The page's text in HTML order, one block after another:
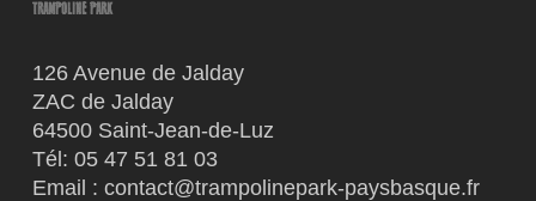
TRAMPOLINE PARK
126 Avenue de Jalday
ZAC de Jalday
64500 Saint-Jean-de-Luz
Tél: 05 47 51 81 03
Email : contact@trampolinepark-paysbasque.fr